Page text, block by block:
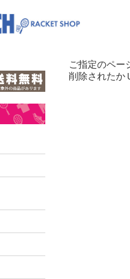
ご指定のペー
削除されたか